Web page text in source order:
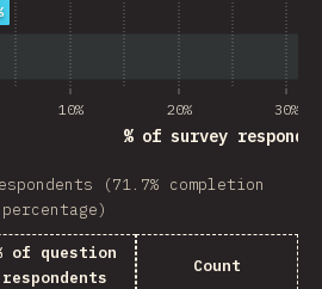
10% 20% 30%
% of survey
(71.7% completion
percentage)
of question
respondents
Count